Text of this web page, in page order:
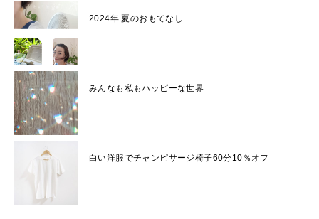
2024年 夏のおもてなし
みんなも私もハッピーな世界
白い洋服でチャンピサージ椅子60分10％オフ